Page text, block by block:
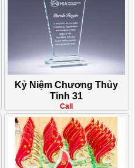
Kỷ Niệm Chương Thủy
Tinh 31
Call